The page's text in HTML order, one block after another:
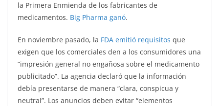
la Primera Enmienda de los fabricantes de
medicamentos. Big Pharma ganó.
En noviembre pasado, la FDA emitió requisitos que
exigen que los comerciales den a los consumidores una
“impresión general no engañosa sobre el medicamento
publicitado”. La agencia declaró que la información
debía presentarse de manera “clara, conspicua y
neutral”. Los anuncios deben evitar “elementos